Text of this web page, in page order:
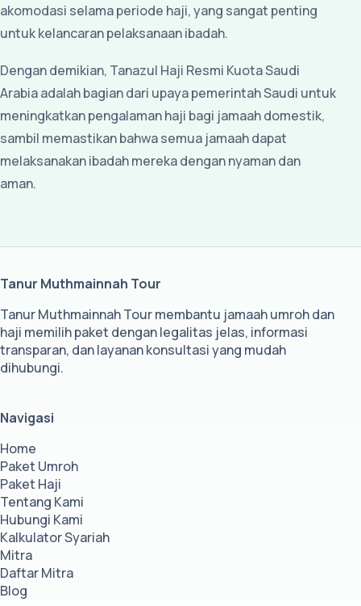
akomodasi selama periode haji, yang sangat penting
untuk kelancaran pelaksanaan ibadah.
Dengan demikian, Tanazul Haji Resmi Kuota Saudi
Arabia adalah bagian dari upaya pemerintah Saudi untuk
meningkatkan pengalaman haji bagi jamaah domestik,
sambil memastikan bahwa semua jamaah dapat
melaksanakan ibadah mereka dengan nyaman dan
aman.
Tanur Muthmainnah Tour
Tanur Muthmainnah Tour membantu jamaah umroh dan
haji memilih paket dengan legalitas jelas, informasi
transparan, dan layanan konsultasi yang mudah
dihubungi.
Navigasi
Home
Paket Umroh
Paket Haji
Tentang Kami
Hubungi Kami
Kalkulator Syariah
Mitra
Daftar Mitra
Blog